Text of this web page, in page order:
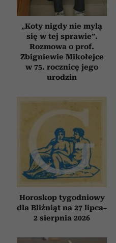
„Koty nigdy nie mylą
się w tej sprawie”.
Rozmowa o prof.
Zbigniewie Mikołejce
w 75. rocznicę jego
urodzin
Horoskop tygodniowy
dla Bliźniąt na 27 lipca–
2 sierpnia 2026